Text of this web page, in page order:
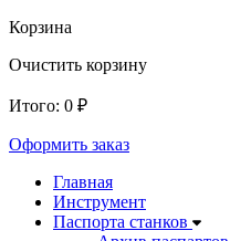
Корзина
Очистить корзину
Итого: 0 ₽
Оформить заказ
Главная
Инструмент
Паспорта станков